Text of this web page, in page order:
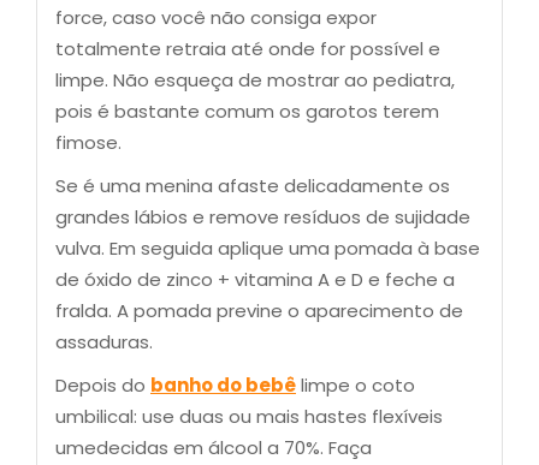
force, caso você não consiga expor
totalmente retraia até onde for possível e
limpe. Não esqueça de mostrar ao pediatra,
pois é bastante comum os garotos terem
fimose.
Se é uma menina afaste delicadamente os
grandes lábios e remove resíduos de sujidade
vulva. Em seguida aplique uma pomada à base
de óxido de zinco + vitamina A e D e feche a
fralda. A pomada previne o aparecimento de
assaduras.
Depois do banho do bebêlimpe o coto
umbilical: use duas ou mais hastes flexíveis
umedecidas em álcool a 70%. Faça